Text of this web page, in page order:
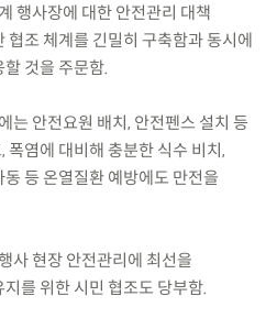
행사장에 대한 안전관리 대책
협조 체계를 긴밀히 구축함과 동시에
것을 주문함.
는 안전요원 배치, 안전펜스 설치 등
폭염에 대비해 충분한 식수 비치,
등 온열질환 예방에도 만전을
사 현장 안전관리에 최선을
를 위한 시민 협조도 당부함.